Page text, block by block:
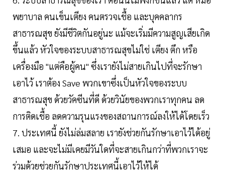
พยาบาล คนเข็นเตียง คนตรวจเชื้อ และบุคคลากร
สาธารณสุข ยังมีชีวิตกันอยู่นะ แม้จะเริ่มมีความสูญเสียเกิด
ขึ้นแล้ว หัวใจของระบบสาธารณสุขไม่ใช่ เตียง ตึก หรือ
เครื่องมือ "แต่คือผู้คน" ซึ่งเรายังไม่สายเกินไปที่จะรักษา
เอาไว้ เราต้อง Save พวกเขาซึ่งเป็นหัวใจของระบบ
สาธารณสุข ด้วยวัคซีนที่ดี ด้วยวินัยของพวกเราทุกคน ลด
การติดเชื้อ ลดความรุนแรงของสถานการณ์ลงให้ได้โดยเร็ว
7. ประเทศนี้ ยังไม่ล่มสลาย เรายังช่วยกันรักษาเอาไว้ได้อยู่
เสมอ และจะไม่มีเคยมีวันใดที่จะสายเกินกว่าที่พวกเราจะ
ร่วมด้วยช่วยกันรักษาประเทศนี้เอาไว้ให้ได้